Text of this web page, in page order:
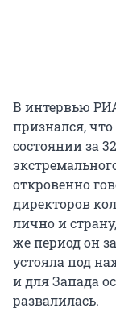
В интервью
признался,
состоянии за
откровенно
директоров
лично и
же период он
устояла под
и для Запада
развалилась.